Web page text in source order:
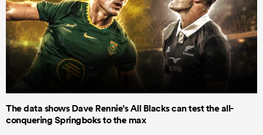
The data shows Dave Rennie's All Blacks can test the all-
conquering Springboks to the max